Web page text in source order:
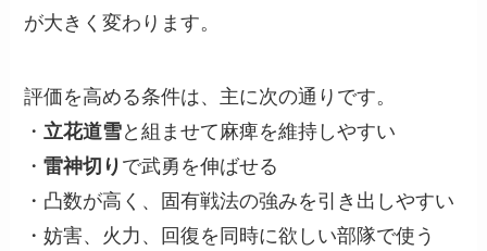
が大きく変わります。
評価を高める条件は、主に次の通りです。
・ 立花道雪と組ませて麻痺を維持しやすい
・雷神切り で武勇を伸ばせる
・凸数が高く、固有戦法の強みを引き出しやすい
・妨害、火力、回復を同時に欲しい部隊で使う